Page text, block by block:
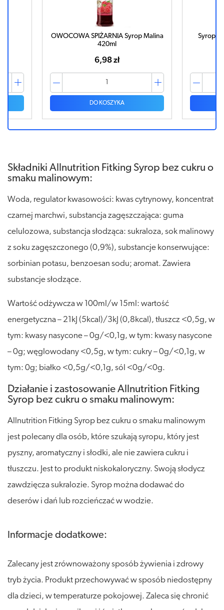
OWOCOWA SPIŻARNIA Syrop Malina
420ml
6,98 zł
DO KOSZYKA
Syrop
Składniki Allnutrition Fitking Syrop bez cukru o
smaku malinowym:
Woda, regulator kwasowości: kwas cytrynowy, koncentrat
czarnej marchwi, substancja zagęszczająca: guma
celulozowa, substancja słodząca: sukraloza, sok malinowy
z soku zagęszczonego (0,9%), substancje konserwujące:
sorbinian potasu, benzoesan sodu; aromat. Zawiera
substancje słodzące.
Wartość odżywcza w 100ml/w 15ml: wartość
energetyczna – 21kJ (5kcal)/3kJ (0,8kcal), tłuszcz <0,5g, w
tym: kwasy nasycone – 0g/<0,1g, w tym: kwasy nasycone
– 0g; węglowodany <0,5g, w tym: cukry – 0g/<0,1g, w
tym: 0g; białko <0,5g/<0,1g, sól <0g/<0g.
Działanie i zastosowanie Allnutrition Fitking
Syrop bez cukru o smaku malinowym:
Allnutrition Fitking Syrop bez cukru o smaku malinowym
jest polecany dla osób, które szukają syropu, który jest
pyszny, aromatyczny i słodki, ale nie zawiera cukru i
tłuszczu. Jest to produkt niskokaloryczny. Swoją słodycz
zawdzięcza sukralozie. Syrop można dodawać do
deserów i dań lub rozcieńczać w wodzie.
Informacje dodatkowe:
Zalecany jest zrównoważony sposób żywienia i zdrowy
tryb życia. Produkt przechowywać w sposób niedostępny
dla dzieci, w temperaturze pokojowej. Zaleca się chronić